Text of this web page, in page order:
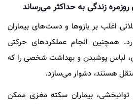
زندگی به حداکثر می‌رساند
اغلب بر بازو‌ها و دست‌های بیماران
همچنین انجام عملکرد‌های حرکتی
لباس پوشیدن و بهداشت شخصی را که
هستند، دشوار می‌سازد.
توانبخشی، بیماران سکته مغزی ممکن